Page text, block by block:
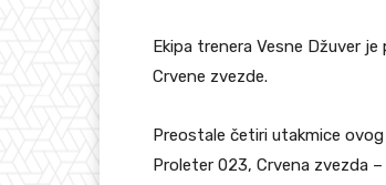
Ekipa trenera Vesne Džuver
Crvene zvezde.
Preostale četiri utakmice
Proleter 023, Crvena zvezda